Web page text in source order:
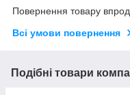
Повернення товару
Всі умови повернення
Подібні товари